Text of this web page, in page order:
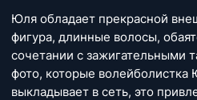
Юля обладает прекрасной
фигура, длинные волосы,
сочетании с зажигательными
фото, которые волейболистка
выкладывает в сеть, это